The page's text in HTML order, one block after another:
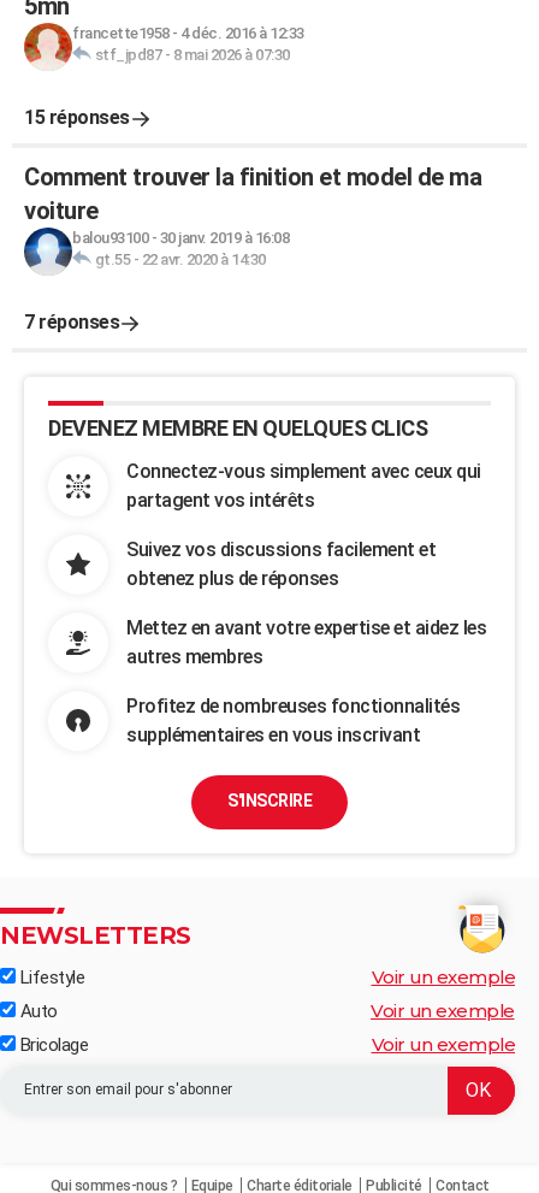
5mn
francette1958- 4 déc. 2016 à 12:33
stf_jpd87- 8 mai 2026 à 07:30
15 réponses
Comment trouver la finition et model de ma
voiture
balou93100- 30 janv. 2019 à 16:08
gt.55- 22 avr. 2020 à 14:30
7 réponses
DEVENEZ MEMBRE EN QUELQUES CLICS
Connectez-vous simplement avec ceux qui
partagent vos intérêts
Suivez vos discussions facilement et
obtenez plus de réponses
Mettez en avant votre expertise et aidez les
autres membres
Profitez de nombreuses fonctionnalités
supplémentaires en vous inscrivant
S'INSCRIRE
NEWSLETTERS
Lifestyle Voir un exemple
Auto Voir un exemple
Bricolage Voir un exemple
Qui sommes-nous ? Equipe Charte éditoriale Publicité Contact